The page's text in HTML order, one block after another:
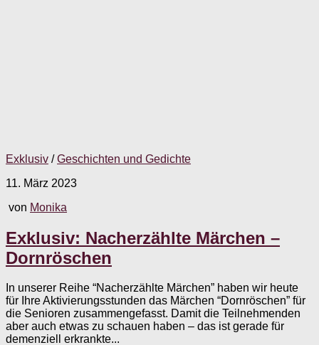
Exklusiv /Geschichten und Gedichte
11. März 2023
von Monika
Exklusiv: Nacherzählte Märchen –
Dornröschen
In unserer Reihe “Nacherzählte Märchen” haben wir heute
für Ihre Aktivierungsstunden das Märchen “Dornröschen” für
die Senioren zusammengefasst. Damit die Teilnehmenden
aber auch etwas zu schauen haben – das ist gerade für
demenziell erkrankte...